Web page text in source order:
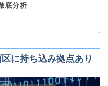
底分析
に持ち込み拠点あり